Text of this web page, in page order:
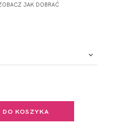
JAK DOBRAĆ
DO KOSZYKA